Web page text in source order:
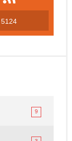
5124
9